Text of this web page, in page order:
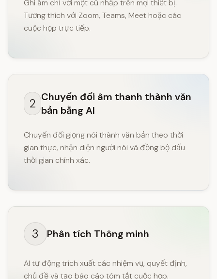
Ghi âm chỉ với một cú nhấp trên mọi thiết bị.
Tương thích với Zoom, Teams, Meet hoặc các
cuộc họp trực tiếp.
2 Chuyển đổi âm thanh thành văn
bản bằng AI
Chuyển đổi giọng nói thành văn bản theo thời
gian thực, nhận diện người nói và đồng bộ dấu
thời gian chính xác.
3 Phân tích Thông minh
AI tự động trích xuất các nhiệm vụ, quyết định,
chủ đề và tạo báo cáo tóm tắt cuộc họp.